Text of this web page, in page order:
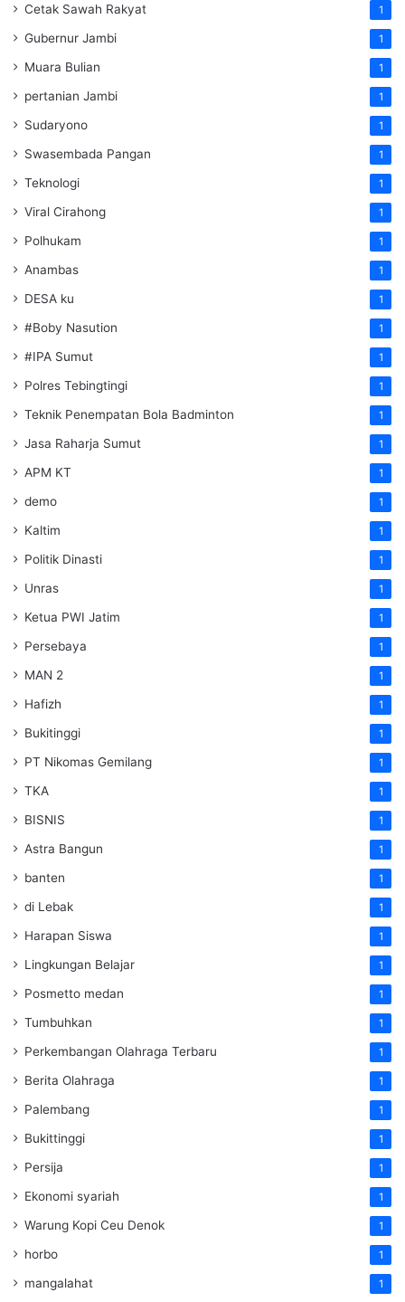
Cetak Sawah Rakyat 1
Gubernur Jambi 1
Muara Bulian 1
pertanian Jambi 1
Sudaryono 1
Swasembada Pangan 1
Teknologi 1
Viral Cirahong 1
Polhukam 1
Anambas 1
DESA ku 1
#Boby Nasution 1
#IPA Sumut 1
Polres Tebingtingi 1
Teknik Penempatan Bola Badminton 1
Jasa Raharja Sumut 1
APM KT 1
demo 1
Kaltim 1
Politik Dinasti 1
Unras 1
Ketua PWI Jatim 1
Persebaya 1
MAN 2 1
Hafizh 1
Bukitinggi 1
PT Nikomas Gemilang 1
TKA 1
BISNIS 1
Astra Bangun 1
banten 1
di Lebak 1
Harapan Siswa 1
Lingkungan Belajar 1
Posmetto medan 1
Tumbuhkan 1
Perkembangan Olahraga Terbaru 1
Berita Olahraga 1
Palembang 1
Bukittinggi 1
Persija 1
Ekonomi syariah 1
Warung Kopi Ceu Denok 1
horbo 1
mangalahat 1